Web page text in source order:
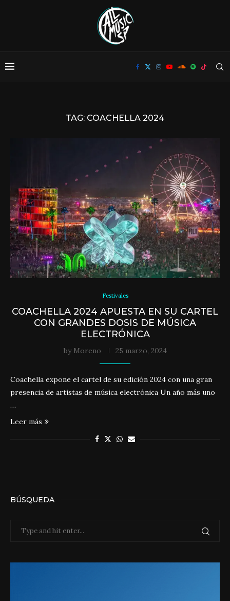
TAG: COACHELLA 2024
Festivales
COACHELLA 2024 APUESTA EN SU CARTEL
CON GRANDES DOSIS DE MÚSICA
ELECTRÓNICA
by Moreno 25 marzo, 2024
Coachella expone el cartel de su edición 2024 con una gran
presencia de artistas de música electrónica Un año más uno
…
Leer más
BÚSQUEDA